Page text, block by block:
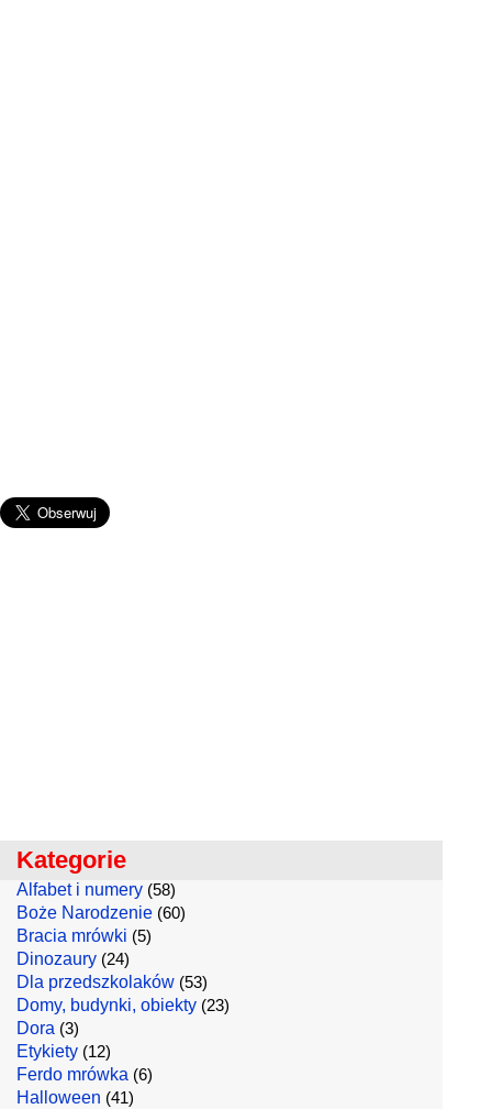
Kategorie
Alfabet i numery (58)
Boże Narodzenie (60)
Bracia mrówki (5)
Dinozaury (24)
Dla przedszkolaków (53)
Domy, budynki, obiekty (23)
Dora (3)
Etykiety (12)
Ferdo mrówka (6)
Halloween (41)